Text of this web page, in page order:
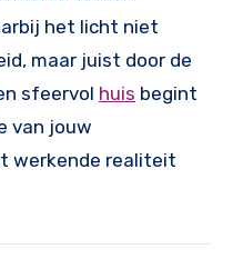
het licht niet
maar juist door de
sfeervol huis begint
van jouw
werkende realiteit